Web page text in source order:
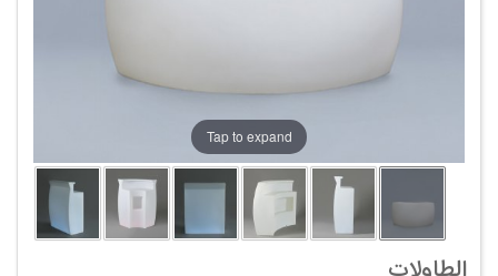
Tap to expand